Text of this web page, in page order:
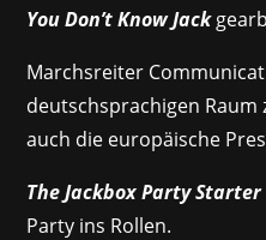
You Don’t Know Jack
Marchsreiter
deutschsprachigen
auch die europäische
The Jackbox Party Starter
Party ins Rollen.